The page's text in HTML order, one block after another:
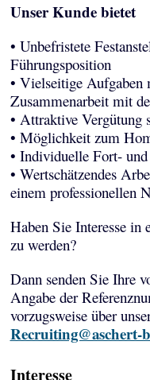
Unser Kunde bietet
• Unbefristete
Führungsposition
• Vielseitige Aufgaben
Zusammenarbeit mit
• Attraktive Vergütung
• Möglichkeit zum
• Individuelle Fort-
• Wertschätzendes
einem professionellen
Haben Sie Interesse in
zu werden?
Dann senden Sie Ihre
Angabe der
vorzugsweise über
Recruiting@aschert-
Interesse